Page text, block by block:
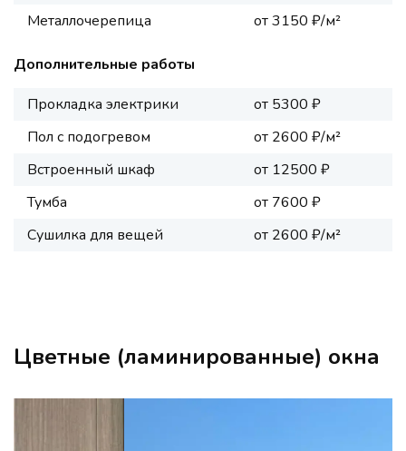
Металлочерепица
от 3150 ₽/м²
Дополнительные работы
Прокладка электрики
от 5300 ₽
Пол с подогревом
от 2600 ₽/м²
Встроенный шкаф
от 12500 ₽
Тумба
от 7600 ₽
Сушилка для вещей
от 2600 ₽/м²
Цветные (ламинированные) окна